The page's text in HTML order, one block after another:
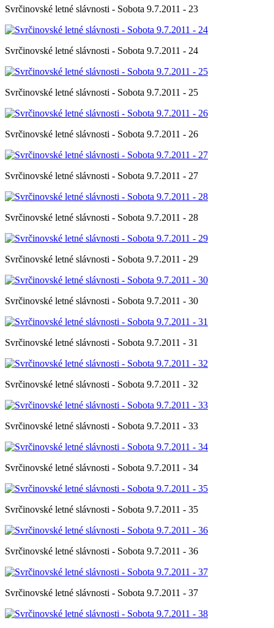
Svrčinovské letné slávnosti - Sobota 9.7.2011 - 23
Svrčinovské letné slávnosti - Sobota 9.7.2011 - 24
Svrčinovské letné slávnosti - Sobota 9.7.2011 - 25
Svrčinovské letné slávnosti - Sobota 9.7.2011 - 26
Svrčinovské letné slávnosti - Sobota 9.7.2011 - 27
Svrčinovské letné slávnosti - Sobota 9.7.2011 - 28
Svrčinovské letné slávnosti - Sobota 9.7.2011 - 29
Svrčinovské letné slávnosti - Sobota 9.7.2011 - 30
Svrčinovské letné slávnosti - Sobota 9.7.2011 - 31
Svrčinovské letné slávnosti - Sobota 9.7.2011 - 32
Svrčinovské letné slávnosti - Sobota 9.7.2011 - 33
Svrčinovské letné slávnosti - Sobota 9.7.2011 - 34
Svrčinovské letné slávnosti - Sobota 9.7.2011 - 35
Svrčinovské letné slávnosti - Sobota 9.7.2011 - 36
Svrčinovské letné slávnosti - Sobota 9.7.2011 - 37